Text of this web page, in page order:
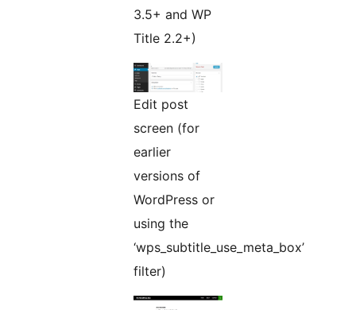
3.5+ and WP
Title 2.2+)
Edit post
screen (for
earlier
versions of
WordPress or
using the
‘wps_subtitle_use_meta_box’
filter)